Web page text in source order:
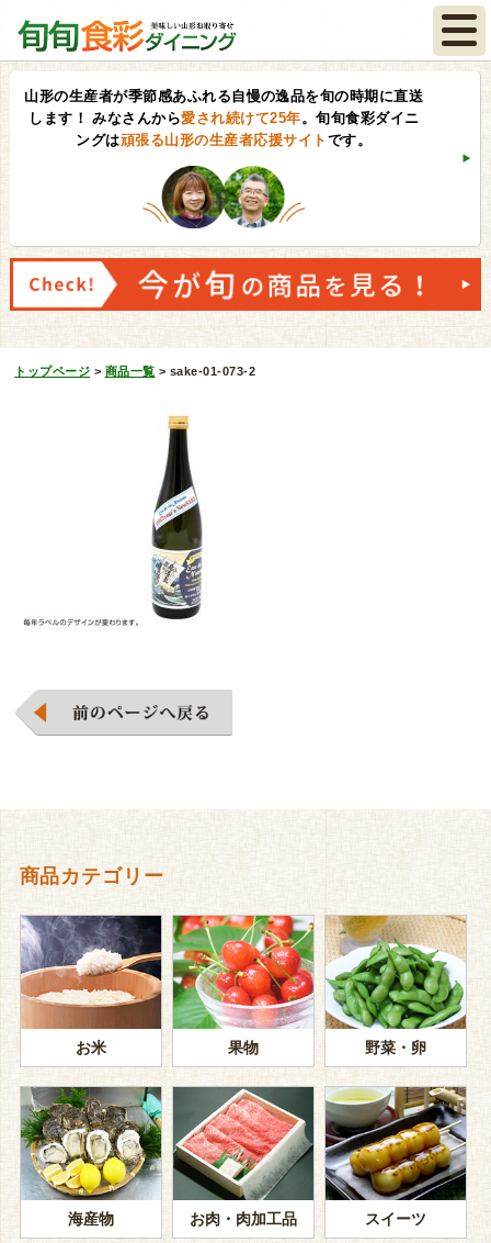
山形の生産者が季節感あふれる自慢の逸品を旬の時期に直送
します！ みなさんから愛され続けて25年。旬旬食彩ダイニ
ングは頑張る山形の生産者応援サイト です。
トップページ > 商品一覧 > sake-01-073-2
商品カテゴリー
お米 果物 野菜・卵
海産物 お肉・肉加工品 スイーツ